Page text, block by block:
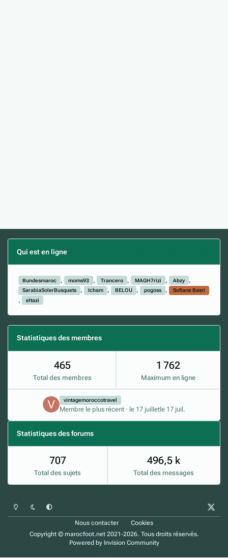
Qui est en ligne
Bundesmaroc moms93 Trancero MAGH7rizi
Abzy
SarabiaSolerBusquets
Icham BELOU pogoss
Sofiane Basri
eltazi
Statistiques des membres
465
Total des membres
1 762
Maximum en ligne
vintagemoroccotravel
Membre le plus récent · le 17 juilletle 17 juil.
Statistiques des forums
Total des sujets
707
Total des messages
496,5 k
Mode sombrePréférence du système
Nous contacter
Cookies
Copyright © marocfoot.net 2021-2026. Tous droits réservés.
Powered by Invision Community